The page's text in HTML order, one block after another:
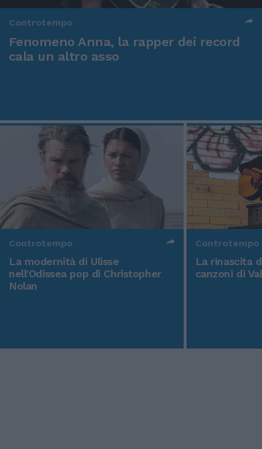
Controtempo
Fenomeno Anna, la rapper dei record
cala un altro asso
Controtempo
La modernità di Ulisse
nell'Odissea pop di Christopher
Nolan
Controtempo
La rinascita
canzoni di